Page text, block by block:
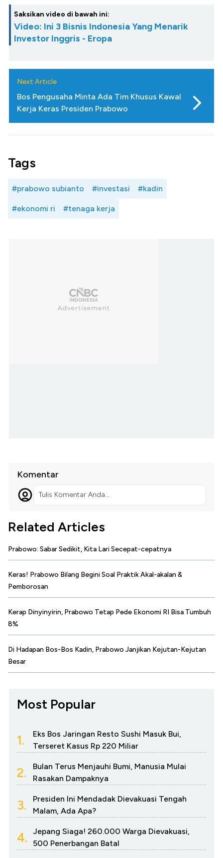
Saksikan video di bawah ini:
Video: Ini 3 Bisnis Indonesia Yang Menarik
Investor Inggris - Eropa
Next Article
Bos Pengusaha Minta Ada Tim Khusus Kawal
Kerja Keras Presiden Prabowo
Tags
#prabowo subianto #investasi #kadin
#ekonomi ri #tenaga kerja
Komentar
Tulis Komentar Anda...
Related Articles
Prabowo: Sabar Sedikit, Kita Lari Secepat-cepatnya
Keras! Prabowo Bilang Begini Soal Praktik Akal-akalan &
Pemborosan
Kerap Dinyinyirin, Prabowo Tetap Pede Ekonomi RI Bisa Tumbuh
8%
Di Hadapan Bos-Bos Kadin, Prabowo Janjikan Kejutan-Kejutan
Besar
Most Popular
1.
Eks Bos Jaringan Resto Sushi Masuk Bui,
Terseret Kasus Rp 220 Miliar
2.
Bulan Terus Menjauhi Bumi, Manusia Mulai
Rasakan Dampaknya
3.
Presiden Ini Mendadak Dievakuasi Tengah
Malam, Ada Apa?
4.
Jepang Siaga! 260.000 Warga Dievakuasi,
500 Penerbangan Batal